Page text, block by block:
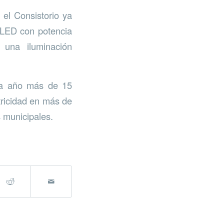
Consistorio ya
con potencia
iluminación
año más de 15
en más de